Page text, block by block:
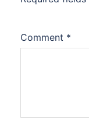
Comment *